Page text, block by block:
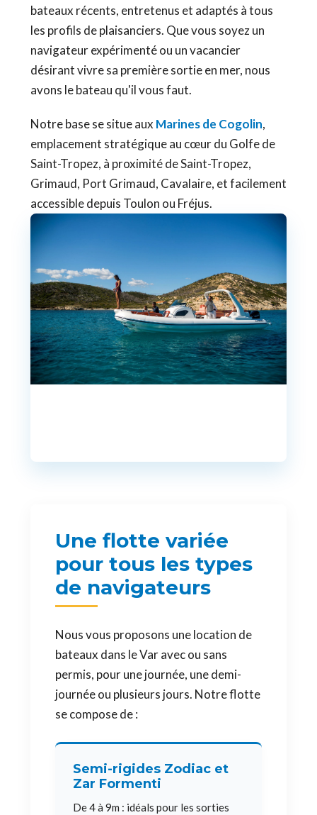
bateaux récents, entretenus et adaptés à tous
les profils de plaisanciers. Que vous soyez un
navigateur expérimenté ou un vacancier
désirant vivre sa première sortie en mer, nous
avons le bateau qu'il vous faut.
Notre base se situe aux Marines de Cogolin,
emplacement stratégique au cœur du Golfe de
Saint-Tropez, à proximité de Saint-Tropez,
Grimaud, Port Grimaud, Cavalaire, et facilement
accessible depuis Toulon ou Fréjus.
Une flotte variée
pour tous les types
de navigateurs
Nous vous proposons une location de
bateaux dans le Var avec ou sans
permis, pour une journée, une demi-
journée ou plusieurs jours. Notre flotte
se compose de :
Semi-rigides Zodiac et
Zar Formenti
De 4 à 9m : idéals pour les sorties